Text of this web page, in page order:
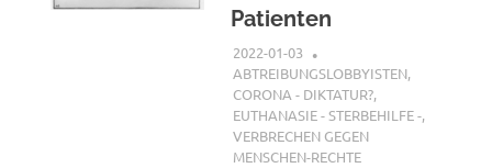
Patienten
2022-01-03
ABTREIBUNGSLOBBYISTEN,
CORONA - DIKTATUR?,
EUTHANASIE - STERBEHILFE -,
VERBRECHEN GEGEN
MENSCHEN-RECHTE